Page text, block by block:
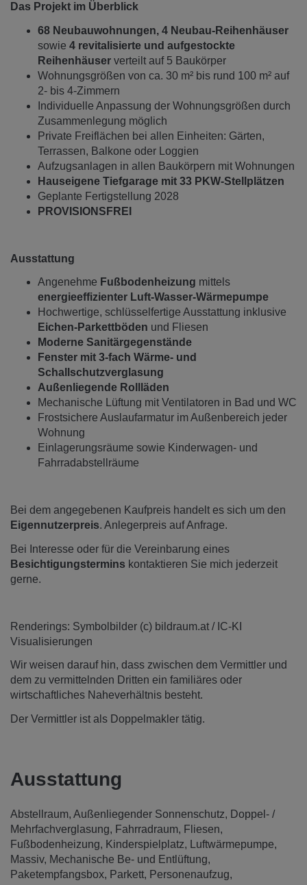
Das Projekt im Überblick
68 Neubauwohnungen, 4 Neubau-Reihenhäuser
sowie 4 revitalisierte und aufgestockte
Reihenhäuser verteilt auf 5 Baukörper
Wohnungsgrößen von ca. 30 m² bis rund 100 m² auf
2- bis 4-Zimmern
Individuelle Anpassung der Wohnungsgrößen durch
Zusammenlegung möglich
Private Freiflächen bei allen Einheiten: Gärten,
Terrassen, Balkone oder Loggien
Aufzugsanlagen in allen Baukörpern mit Wohnungen
Hauseigene Tiefgarage mit 33 PKW-Stellplätzen
Geplante Fertigstellung 2028
PROVISIONSFREI
Ausstattung
Angenehme Fußbodenheizung mittels
energieeffizienter Luft-Wasser-Wärmepumpe
Hochwertige, schlüsselfertige Ausstattung inklusive
Eichen-Parkettböden und Fliesen
Moderne Sanitärgegenstände
Fenster mit 3-fach Wärme- und
Schallschutzverglasung
Außenliegende Rollläden
Mechanische Lüftung mit Ventilatoren in Bad und WC
Frostsichere Auslaufarmatur im Außenbereich jeder
Wohnung
Einlagerungsräume sowie Kinderwagen- und
Fahrradabstellräume
Bei dem angegebenen Kaufpreis handelt es sich um den
Eigennutzerpreis. Anlegerpreis auf Anfrage.
Bei Interesse oder für die Vereinbarung eines
Besichtigungstermins kontaktieren Sie mich jederzeit
gerne.
Renderings: Symbolbilder (c) bildraum.at / IC-KI
Visualisierungen
Wir weisen darauf hin, dass zwischen dem Vermittler und
dem zu vermittelnden Dritten ein familiäres oder
wirtschaftliches Naheverhältnis besteht.
Der Vermittler ist als Doppelmakler tätig.
Ausstattung
Abstellraum Außenliegender Sonnenschutz
Doppel- /
Mehrfachverglasung
Fahrradraum
Fliesen
Fußbodenheizung
Kinderspielplatz
Luftwärmepumpe
Massiv Mechanische Be- und Entlüftung
Paketempfangsbox
Parkett
Personenaufzug